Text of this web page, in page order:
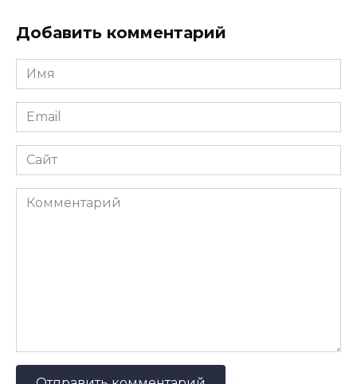
Добавить комментарий
Имя
*
Email
*
Сайт
Комментарий